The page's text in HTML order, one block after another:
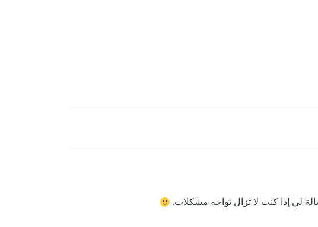
لي إذا كنت لا تزال تواجه مشكلات.